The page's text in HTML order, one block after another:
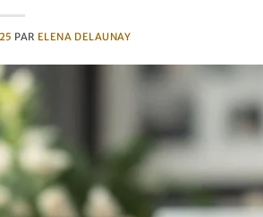
PAR ELENA DELAUNAY